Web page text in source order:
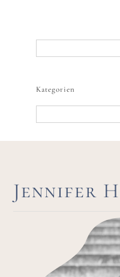
nach:
Kategorien
Jennifer